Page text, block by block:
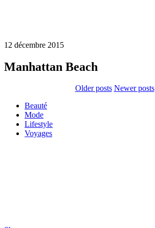
12 décembre 2015
Manhattan Beach
Older posts Newer posts
Beauté
Mode
Lifestyle
Voyages